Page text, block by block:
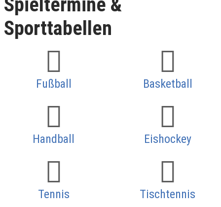
Sporttabellen
Fußball Basketball
Handball Eishockey
Tennis Tischtennis